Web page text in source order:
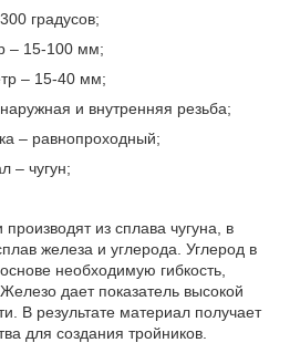
градусов;
– 15-100 мм;
– 15-40 мм;
и внутренняя резьба;
– равнопроходный;
– чугун;
из сплава чугуна, в
железа и углерода. Углерод в
необходимую гибкость,
дает показатель высокой
В результате материал получает
для создания тройников.